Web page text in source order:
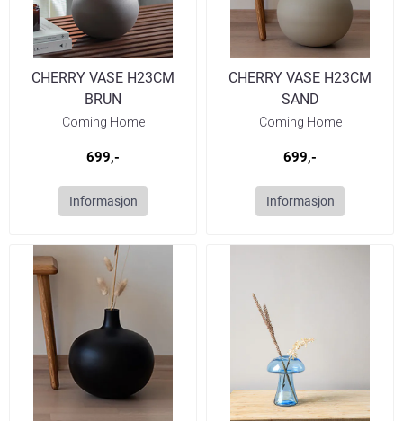
CHERRY VASE H23CM
BRUN
Coming Home
699,-
Informasjon
CHERRY VASE H23CM
SAND
Coming Home
699,-
Informasjon